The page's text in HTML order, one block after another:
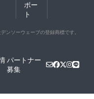
ポー
ト
ンソーウェーブの登録商標です。
パートナー
募集